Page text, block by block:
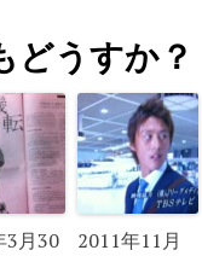
どうすか？
3月30
2011年11月